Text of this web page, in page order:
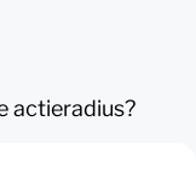
actieradius?